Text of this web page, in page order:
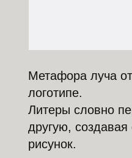
Метафора луча
логотипе.
Литеры словно
другую, создавая
рисунок.